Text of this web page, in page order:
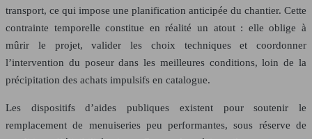
transport, ce qui impose une planification anticipée du chantier. Cette
contrainte temporelle constitue en réalité un atout : elle oblige à
mûrir le projet, valider les choix techniques et coordonner
l’intervention du poseur dans les meilleures conditions, loin de la
précipitation des achats impulsifs en catalogue.
Les dispositifs d’aides publiques existent pour soutenir le
remplacement de menuiseries peu performantes, sous réserve de